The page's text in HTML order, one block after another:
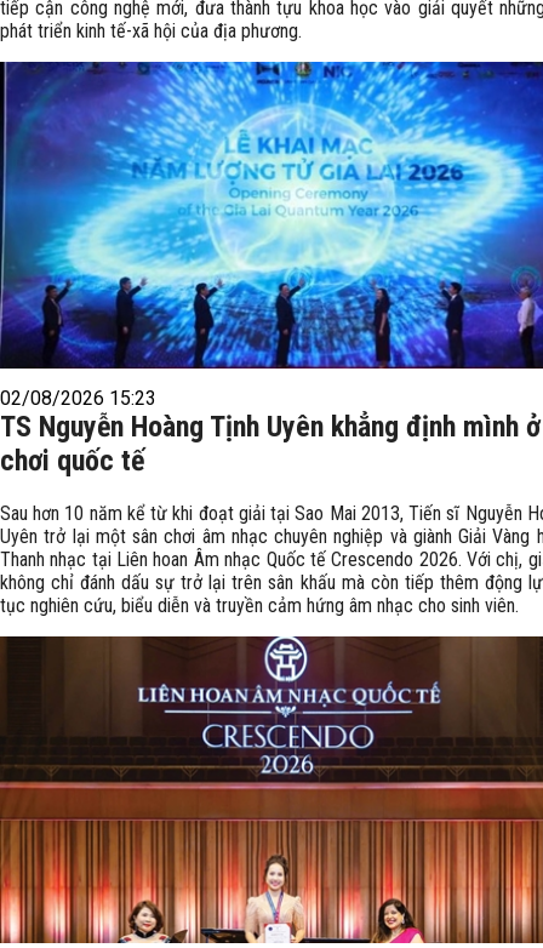
tiếp cận công nghệ mới, đưa thành tựu khoa học vào giải quyết
phát triển kinh tế-xã hội của địa phương.
02/08/2026 15:23
TS Nguyễn Hoàng Tịnh Uyên khẳng định mình
chơi quốc tế
Sau hơn 10 năm kể từ khi đoạt giải tại Sao Mai 2013, Tiến sĩ Nguyễn
Uyên trở lại một sân chơi âm nhạc chuyên nghiệp và giành Giải Vàng
Thanh nhạc tại Liên hoan Âm nhạc Quốc tế Crescendo 2026. Với chị,
không chỉ đánh dấu sự trở lại trên sân khấu mà còn tiếp thêm động
tục nghiên cứu, biểu diễn và truyền cảm hứng âm nhạc cho sinh viên.